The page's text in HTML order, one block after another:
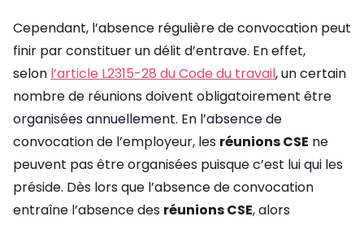
Cependant, l’absence régulière de convocation peut
finir par constituer un délit d’entrave. En effet,
selon l’article L2315-28 du Code du travail, un certain
nombre de réunions doivent obligatoirement être
organisées annuellement. En l’absence de
convocation de l’employeur, les réunions CSE ne
peuvent pas être organisées puisque c’est lui qui les
préside. Dès lors que l’absence de convocation
entraîne l’absence des réunions CSE, alors